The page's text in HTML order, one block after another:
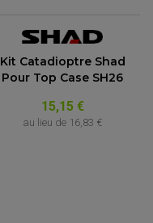
Kit Catadioptre Shad
Pour Top Case SH26
15,15 €
au lieu de 16,83 €